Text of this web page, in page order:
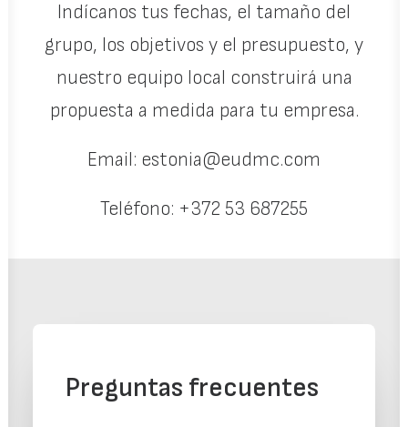
Indícanos tus fechas, el tamaño del
grupo, los objetivos y el presupuesto, y
nuestro equipo local construirá una
propuesta a medida para tu empresa.
Email: estonia@eudmc.com
Teléfono: +372 53 687255
Preguntas frecuentes